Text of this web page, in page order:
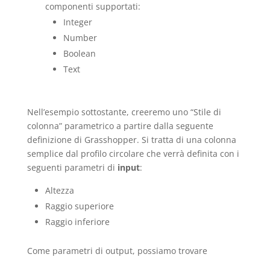
componenti supportati:
Integer
Number
Boolean
Text
Nell’esempio sottostante, creeremo uno “Stile di
colonna” parametrico a partire dalla seguente
definizione di Grasshopper. Si tratta di una colonna
semplice dal profilo circolare che verrà definita con i
seguenti parametri di input:
Altezza
Raggio superiore
Raggio inferiore
Come parametri di output, possiamo trovare